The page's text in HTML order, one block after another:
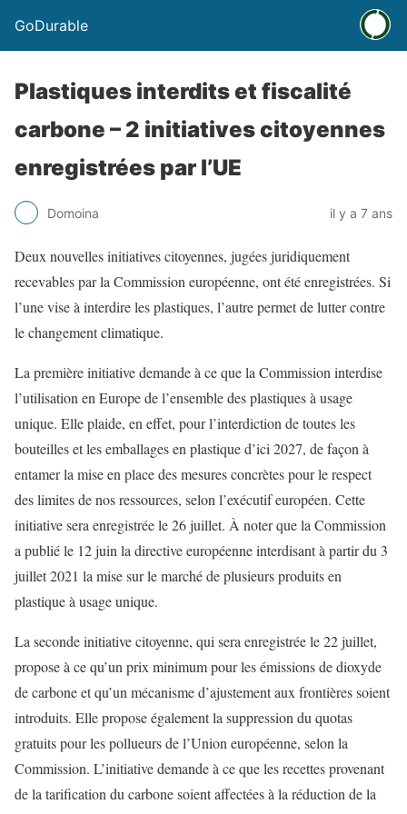
GoDurable
Plastiques interdits et fiscalité
carbone – 2 initiatives citoyennes
enregistrées par l’UE
Domoina il y a 7 ans
Deux nouvelles initiatives citoyennes, jugées juridiquement
recevables par la Commission européenne, ont été enregistrées. Si
l’une vise à interdire les plastiques, l’autre permet de lutter contre
le changement climatique.
La première initiative demande à ce que la Commission interdise
l’utilisation en Europe de l’ensemble des plastiques à usage
unique. Elle plaide, en effet, pour l’interdiction de toutes les
bouteilles et les emballages en plastique d’ici 2027, de façon à
entamer la mise en place des mesures concrètes pour le respect
des limites de nos ressources, selon l’exécutif européen. Cette
initiative sera enregistrée le 26 juillet. À noter que la Commission
a publié le 12 juin la directive européenne interdisant à partir du 3
juillet 2021 la mise sur le marché de plusieurs produits en
plastique à usage unique.
La seconde initiative citoyenne, qui sera enregistrée le 22 juillet,
propose à ce qu’un prix minimum pour les émissions de dioxyde
de carbone et qu’un mécanisme d’ajustement aux frontières soient
introduits. Elle propose également la suppression du quotas
gratuits pour les pollueurs de l’Union européenne, selon la
Commission. L’initiative demande à ce que les recettes provenant
de la tarification du carbone soient affectées à la réduction de la